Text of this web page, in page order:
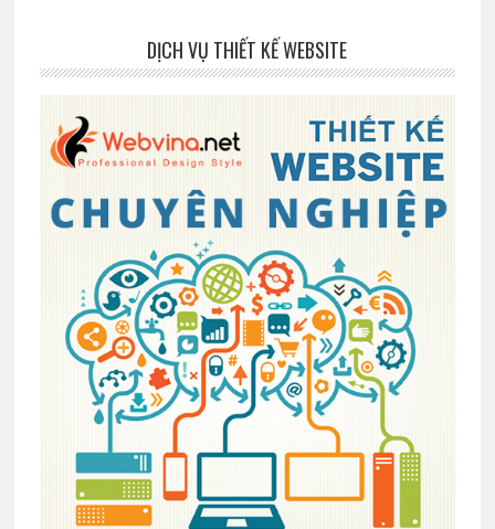
DỊCH VỤ THIẾT KẾ WEBSITE